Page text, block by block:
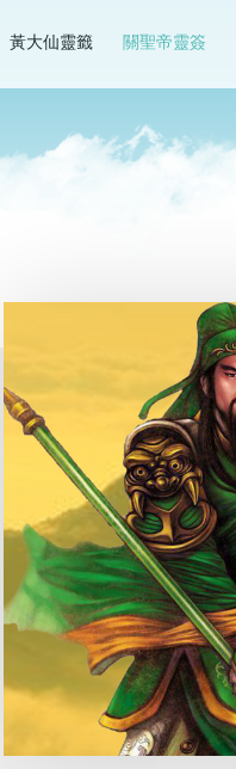
黃大仙靈籤 關聖帝靈簽